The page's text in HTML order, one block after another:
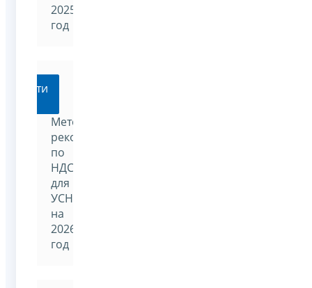
2025
год
Перейти
Методические
рекомендации
по
НДС
для
УСН
на
2026
год